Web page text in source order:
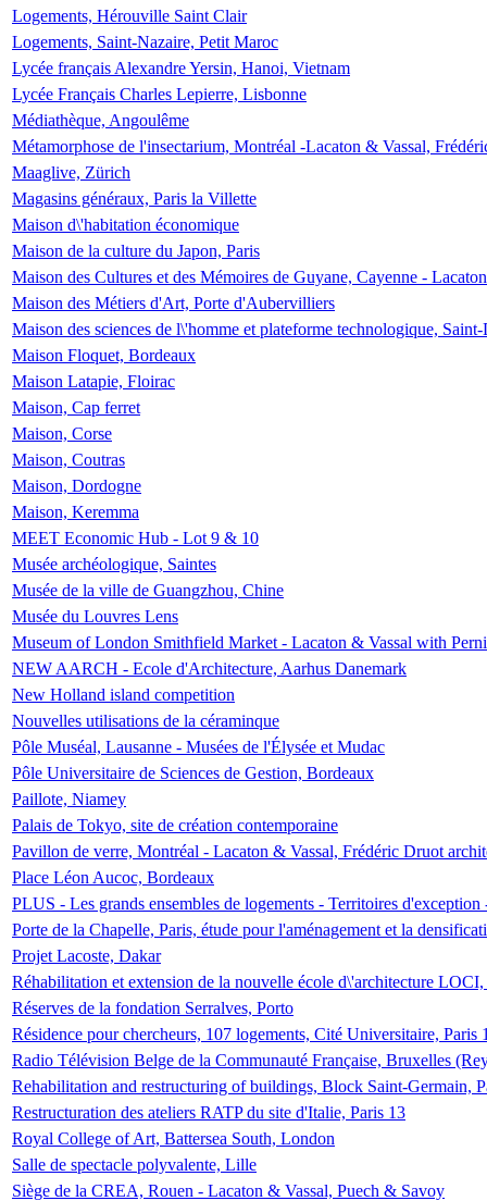
Logements, Hérouville Saint Clair
Logements, Saint-Nazaire, Petit Maroc
Lycée français Alexandre Yersin, Hanoi, Vietnam
Lycée Français Charles Lepierre, Lisbonne
Médiathèque, Angoulême
Métamorphose de l'insectarium, Montréal -Lacaton & Vassal,
Maaglive, Zürich
Magasins généraux, Paris la Villette
Maison d\'habitation économique
Maison de la culture du Japon, Paris
Maison des Cultures et des Mémoires de Guyane, Cayenne -
Maison des Métiers d'Art, Porte d'Aubervilliers
Maison des sciences de l\'homme et plateforme technologique,
Maison Floquet, Bordeaux
Maison Latapie, Floirac
Maison, Cap ferret
Maison, Corse
Maison, Coutras
Maison, Dordogne
Maison, Keremma
MEET Economic Hub - Lot 9 & 10
Musée archéologique, Saintes
Musée de la ville de Guangzhou, Chine
Musée du Louvres Lens
Museum of London Smithfield Market - Lacaton & Vassal with
NEW AARCH - Ecole d'Architecture, Aarhus Danemark
New Holland island competition
Nouvelles utilisations de la céraminque
Pôle Muséal, Lausanne - Musées de l'Élysée et Mudac
Pôle Universitaire de Sciences de Gestion, Bordeaux
Paillote, Niamey
Palais de Tokyo, site de création contemporaine
Pavillon de verre, Montréal - Lacaton & Vassal, Frédéric Druot
Place Léon Aucoc, Bordeaux
PLUS - Les grands ensembles de logements - Territoires
Porte de la Chapelle, Paris, étude pour l'aménagement et la
Projet Lacoste, Dakar
Réhabilitation et extension de la nouvelle école d\'architecture
Réserves de la fondation Serralves, Porto
Résidence pour chercheurs, 107 logements, Cité Universitaire, Paris
Radio Télévision Belge de la Communauté Française, Bruxelles
Rehabilitation and restructuring of buildings, Block Saint-Germain,
Restructuration des ateliers RATP du site d'Italie, Paris 13
Royal College of Art, Battersea South, London
Salle de spectacle polyvalente, Lille
Siège de la CREA, Rouen - Lacaton & Vassal, Puech & Savoy